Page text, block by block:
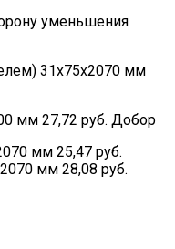
уменьшения
31х75х2070 мм
мм 27,72 руб. Добор
мм 25,47 руб.
мм 28,08 руб.